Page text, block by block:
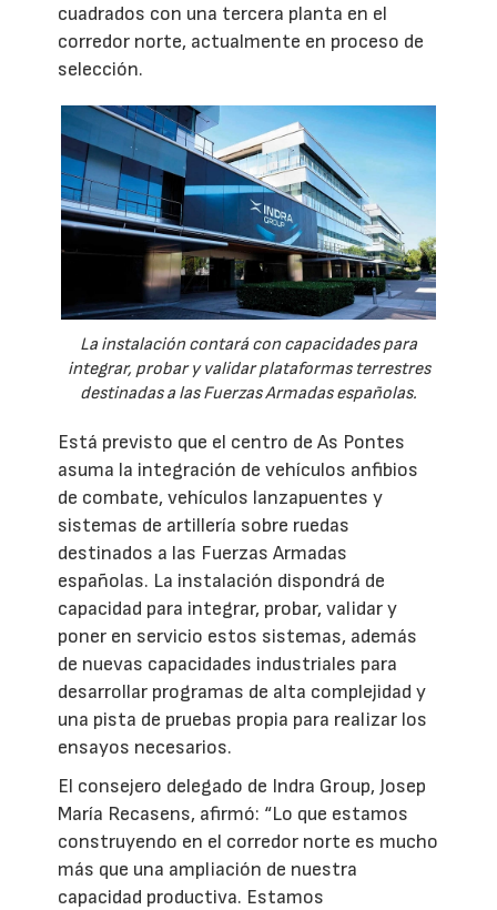
cuadrados con una tercera planta en el
corredor norte, actualmente en proceso de
selección.
La instalación contará con capacidades para
integrar, probar y validar plataformas terrestres
destinadas a las Fuerzas Armadas españolas.
Está previsto que el centro de As Pontes
asuma la integración de vehículos anfibios
de combate, vehículos lanzapuentes y
sistemas de artillería sobre ruedas
destinados a las Fuerzas Armadas
españolas. La instalación dispondrá de
capacidad para integrar, probar, validar y
poner en servicio estos sistemas, además
de nuevas capacidades industriales para
desarrollar programas de alta complejidad y
una pista de pruebas propia para realizar los
ensayos necesarios.
El consejero delegado de Indra Group, Josep
María Recasens, afirmó: “Lo que estamos
construyendo en el corredor norte es mucho
más que una ampliación de nuestra
capacidad productiva. Estamos